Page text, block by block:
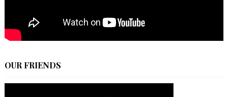
OUR FRIENDS